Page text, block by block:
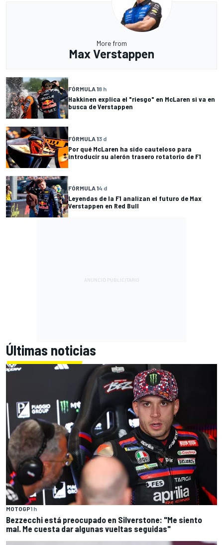
More from
Max Verstappen
FÓRMULA 18 h
Hakkinen explica el "riesgo" en McLaren si va en
busca de Verstappen
FÓRMULA 13 d
Por qué McLaren ha sido cauteloso para
introducir su alerón trasero rotatorio de F1
FÓRMULA 14 d
Leyendas de la F1 analizan el futuro de Max
Verstappen en Red Bull
Últimas noticias
MOTOGP1 h
Bezzecchi está preocupado en Silverstone: "Me siento
mal. Me cuesta dar algunas vueltas seguidas"